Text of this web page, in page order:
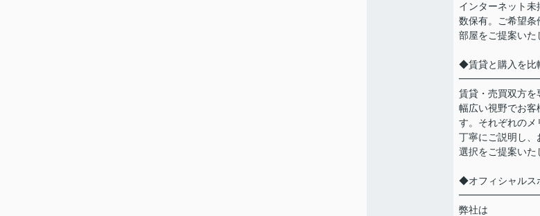
インターネット
数保有。ご希望条
部屋をご提案いた
◆賃貸と購入を比
賃貸・売買双方を
幅広い視野でお客
す。それぞれのメ
丁寧にご説明し、
選択をご提案いた
◆オフィシャルス
弊社は